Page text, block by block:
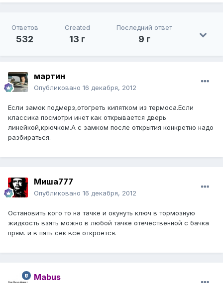
Ответов
532
Created
13 г
Последний ответ
9 г
мартин
Опубликовано 16 декабря, 2012
Если замок подмерз,отогреть кипятком из термоса.Если
классика посмотри инет как открывается дверь
линейкой,крючком.А с замком после открытия конкретно надо
разбираться.
Миша777
Опубликовано 16 декабря, 2012
Остановить кого то на тачке и окунуть ключ в тормозную
жидкость взять можно в любой тачке отечественной с бачка
прям. и в пять сек все откроется.
Mabus